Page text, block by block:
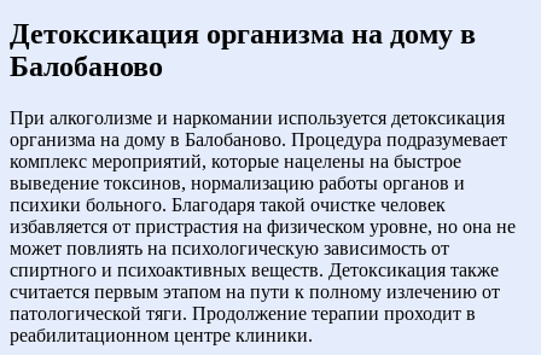
Детоксикация организма на дому в
Балобаново
При алкоголизме и наркомании используется детоксикация
организма на дому в Балобаново. Процедура подразумевает
комплекс мероприятий, которые нацелены на быстрое
выведение токсинов, нормализацию работы органов и
психики больного. Благодаря такой очистке человек
избавляется от пристрастия на физическом уровне, но она не
может повлиять на психологическую зависимость от
спиртного и психоактивных веществ. Детоксикация также
считается первым этапом на пути к полному излечению от
патологической тяги. Продолжение терапии проходит в
реабилитационном центре клиники.